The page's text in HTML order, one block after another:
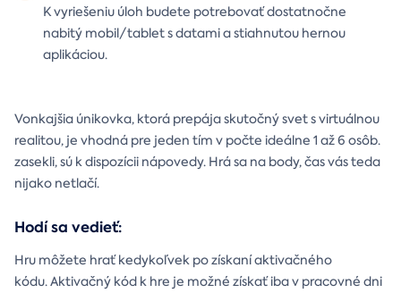
K vyriešeniu úloh budete potrebovať dostatnočne
nabitý mobil/tablet s datami a stiahnutou hernou
aplikáciou.
Vonkajšia únikovka, ktorá prepája skutočný svet s virtuálnou
realitou, je vhodná pre jeden tím v počte ideálne 1 až 6 osôb.
zasekli, sú k dispozícii nápovedy. Hrá sa na body, čas vás teda
nijako netlačí.
Hodí sa vedieť:
Hru môžete hrať kedykoľvek po získaní aktivačného
kódu. Aktivačný kód k hre je možné získať iba v pracovné dni